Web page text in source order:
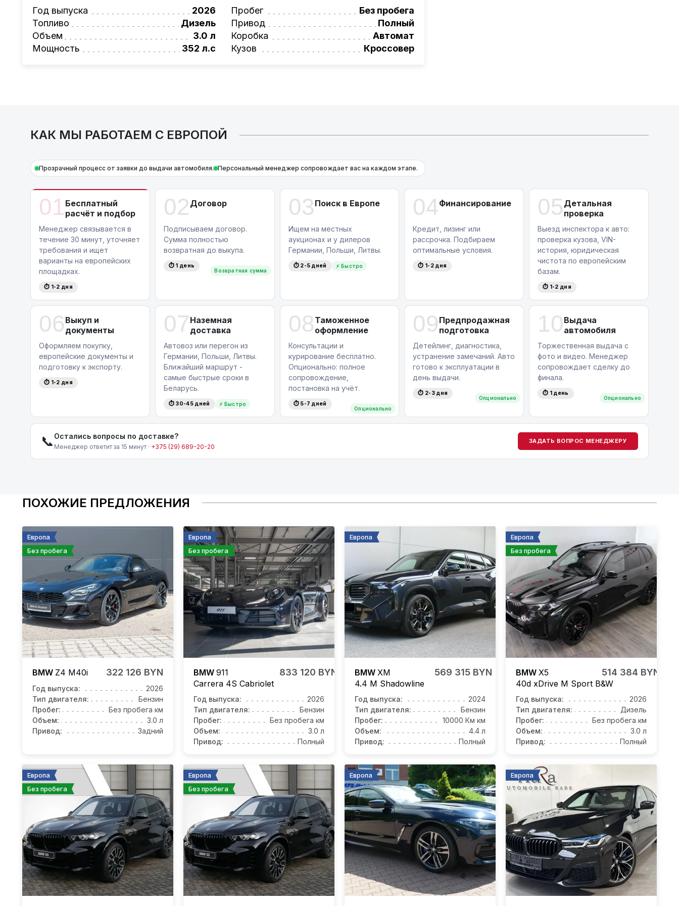
Также, для граждан РБ действует
лизинговая программа на НОВЫЕ автомобили.
Условия и подробности можно узнать по номеру:+375 (29) 689-20-20
AutoCapital
– просто доверьте работу профессионалам!
Год выпуска
2026
Топливо
Дизель
Объем
3.0 л
Мощность
352 л.с
Пробег
Без пробега
Привод
Полный
Коробка
Автомат
Кузов
Кроссовер
КАК МЫ РАБОТАЕМ С ЕВРОПОЙ
Прозрачный процесс от заявки до выдачи автомобиля. Персональный менеджер сопровождает вас на каждом этапе.
01 Бесплатный
расчёт и подбор
Менеджер связывается в
течение 30 минут, уточняет
требования и ищет
варианты на европейских
площадках.
⏱ 1-2 дня
02 Договор
Возвратная сумма
Подписываем договор.
Сумма полностью
возвратная до выкупа.
⏱ 1 день
03 Поиск в Европе
Ищем на местных
аукционах и у дилеров
Германии, Польши, Литвы.
⏱ 2-5 дней ⚡ Быстро
04Финансирование
Кредит, лизинг или
рассрочка. Подбираем
оптимальные условия.
⏱ 1-2 дня
05 Детальная
проверка
Выезд инспектора к авто:
проверка кузова, VIN-
история, юридическая
чистота по европейским
базам.
⏱ 1-2 дня
06 Выкуп и
документы
Оформляем покупку,
европейские документы и
подготовку к экспорту.
⏱ 1-2 дня
07 Наземная
доставка
Автовоз или перегон из
Германии, Польши, Литвы.
Ближайший маршрут -
самые быстрые сроки в
Беларусь.
⏱ 30-45 дней ⚡ Быстро
08 Таможенное
оформление
Опционально
Консультации и
курирование бесплатно.
Опционально: полное
сопровождение,
постановка на учёт.
⏱ 5-7 дней
09 Предпродажная
подготовка
Опционально
Детейлинг, диагностика,
устранение замечаний. Авто
готово к эксплуатации в
день выдачи.
⏱ 2-3 дня
10 Выдача
автомобиля
Опционально
Торжественная выдача с
фото и видео. Менеджер
сопровождает сделку до
финала.
⏱ 1 день
📞 Остались вопросы по доставке?
Менеджер ответит за 15 минут · +375 (29) 689-20-20
ЗАДАТЬ ВОПРОС МЕНЕДЖЕРУ
ПОХОЖИЕ ПРЕДЛОЖЕНИЯ
Европа
Без пробега
BMW Z4 M40i 322 126 BYN
Год выпуска:
2026
Тип двигателя:
Бензин
Пробег:
Без пробега км
Объем:
3.0 л
Привод:
Задний
Европа
Без пробега
BMW 911
Carrera 4S Cabriolet
833 120 BYN
Год выпуска:
2026
Тип двигателя:
Бензин
Пробег:
Без пробега км
Объем:
3.0 л
Привод:
Полный
Европа
BMW XM
4.4 M Shadowline
569 315 BYN
Год выпуска:
2024
Тип двигателя:
Бензин
Пробег:
10000 Км км
Объем:
4.4 л
Привод:
Полный
Европа
Без пробега
BMW X5
40d xDrive M Sport B&W
514 384 BYN
Год выпуска:
2026
Тип двигателя:
Дизель
Пробег:
Без пробега км
Объем:
3.0 л
Привод:
Полный
Европа
Без пробега
Европа
Без пробега
Европа Европа